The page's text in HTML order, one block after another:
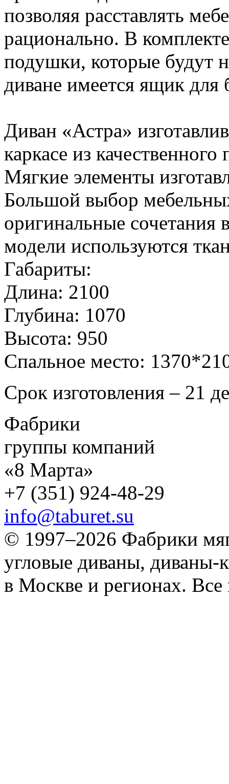
позволяя расставлять
рационально. В
подушки, которые будут
диване имеется ящик для
Диван «Астра»
каркасе из
Мягкие элементы
Большой выбор
оригинальные сочетания
модели используются
Габариты:
Длина: 2100
Глубина: 1070
Высота: 950
Спальное место:
Срок изготовления – 21
Фабрики
группы компаний
«8 Марта»
+7 (351) 924-48-29
info@taburet.su
© 1997–2026 Фабрики
угловые диваны, диваны-
в Москве и регионах.